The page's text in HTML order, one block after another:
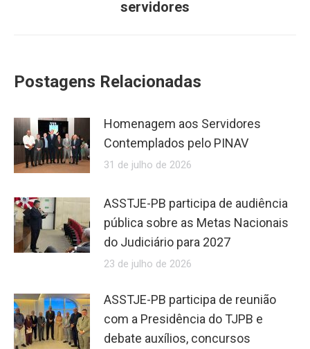
post:
servidores
Postagens Relacionadas
Homenagem aos Servidores
Contemplados pelo PINAV
31 de julho de 2026
ASSTJE-PB participa de audiência
pública sobre as Metas Nacionais
do Judiciário para 2027
23 de julho de 2026
ASSTJE-PB participa de reunião
com a Presidência do TJPB e
debate auxílios, concursos